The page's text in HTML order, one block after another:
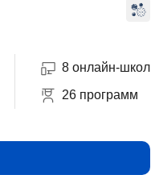
8 онлайн-школ
26 программ